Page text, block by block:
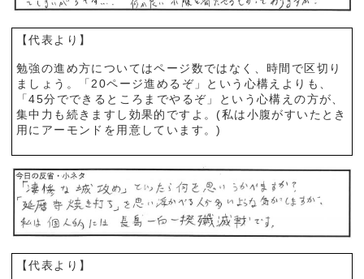
【代表より】
勉強の進め方についてはページ数ではなく、時間で区切り
ましょう。「20ページ進めるぞ」という心構えよりも、
「45分でできるところまでやるぞ」という心構えの方が、
集中力も続きますし効果的ですよ。(私は小腹がすいたとき
用にアーモンドを用意しています。)
【代表より】